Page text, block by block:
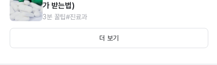
가 받는법)
3분 꿀팁#진료과
더 보기